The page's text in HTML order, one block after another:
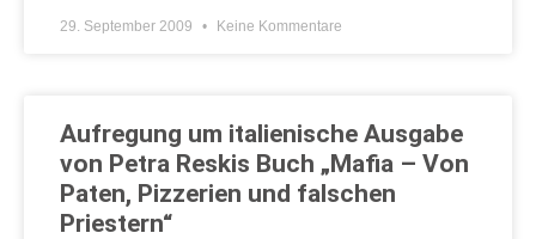
29. September 2009 Keine Kommentare
Aufregung um italienische Ausgabe
von Petra Reskis Buch „Mafia – Von
Paten, Pizzerien und falschen
Priestern“